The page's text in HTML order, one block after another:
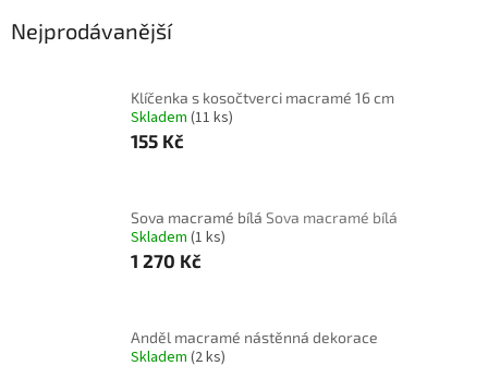
Nejprodávanější
Klíčenka s kosočtverci macramé 16 cm
Skladem (11 ks)
155 Kč
Sova macramé bílá Sova macramé bílá
Skladem (1 ks)
1 270 Kč
Anděl macramé nástěnná dekorace
Skladem (2 ks)